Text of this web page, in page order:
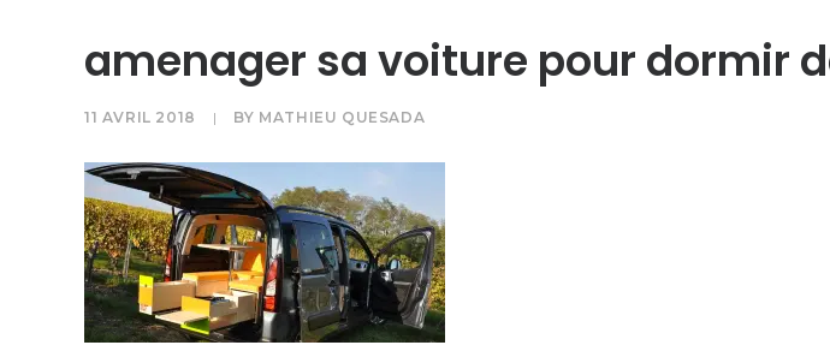
amenager sa voiture pour dormir
11 AVRIL 2018 | BY MATHIEU QUESADA